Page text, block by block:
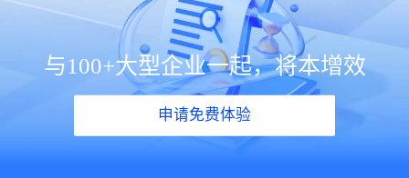
与100+大型企业一起，将本增效
申请免费体验